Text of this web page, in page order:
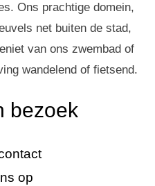
Ons prachtige domein,
net buiten de stad,
van ons zwembad of
wandelend of fietsend.
bezoek
op